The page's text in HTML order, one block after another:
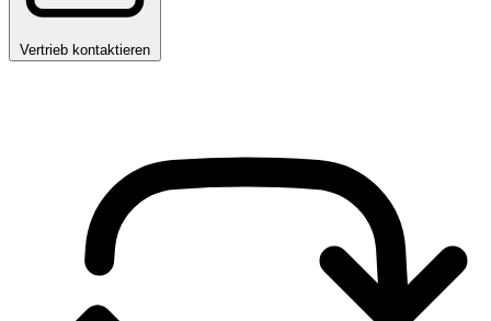
Vertrieb kontaktieren